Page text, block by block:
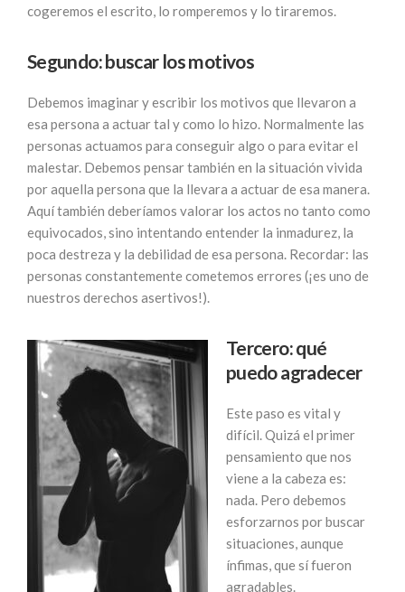
cogeremos el escrito, lo romperemos y lo tiraremos.
Segundo: buscar los motivos
Debemos imaginar y escribir los motivos que llevaron a
esa persona a actuar tal y como lo hizo. Normalmente las
personas actuamos para conseguir algo o para evitar el
malestar. Debemos pensar también en la situación vivida
por aquella persona que la llevara a actuar de esa manera.
Aquí también deberíamos valorar los actos no tanto como
equivocados, sino intentando entender la inmadurez, la
poca destreza y la debilidad de esa persona. Recordar: las
personas constantemente cometemos errores (¡es uno de
nuestros derechos asertivos!).
Tercero: qué
puedo agradecer
Este paso es vital y
difícil. Quizá el primer
pensamiento que nos
viene a la cabeza es:
nada. Pero debemos
esforzarnos por buscar
situaciones, aunque
ínfimas, que sí fueron
agradables.